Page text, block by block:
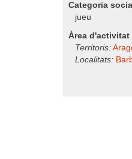
Categoria
jueu
Àrea d'activitat
Territoris:
Localitats: